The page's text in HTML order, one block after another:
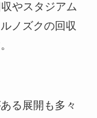
やスタジアム
ノズクの回収
る展開も多々